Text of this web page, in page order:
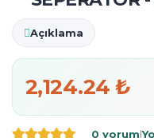
Açıklama
2,124.24 ₺
0 yorum|